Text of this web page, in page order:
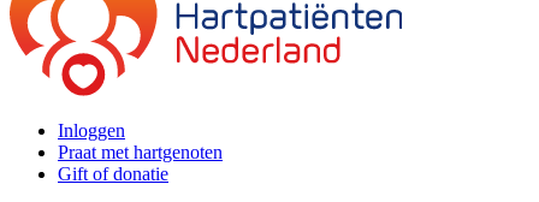
Inloggen
Praat met hartgenoten
Gift of donatie